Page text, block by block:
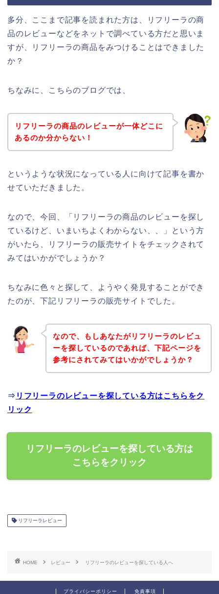
多分、ここまで記事を読まれた方は、リフリーラの商
品のレビューなどをネットで調べている方だと思いま
すが、リフリーラの商品をみつけることはできました
か？
ちなみに、こちらのブログでは、
リフリーラの商品のレビューが一体どこに
あるのか分からない！
というような状況になっている人に向けて記事を書か
せていただきました。
なので、今回、「リフリーラの商品のレビューを探し
ているけど、いまいちよくわからない、、」という方
がいたら、リフリーラの販売サイトをチェックされて
みてはいかがでしょうか？
ちなみに色々と探して、ようやく発見することができ
たのが、下記リフリーラの販売サイトでした。
なので、もしあなたがリフリーラのレビュ
ーを探しているのであれば、下記ページを
参考にされてみてはいかがでしょうか？
⇒ リフリーラのレビューを探している方はこちらをク
リック
リフリーラのレビューを探している方は
こちらをクリック
リフリーラレビュー
HOME レビュー リフリーラのレビューを探している人へ
プライバシーポリシー 免責事項